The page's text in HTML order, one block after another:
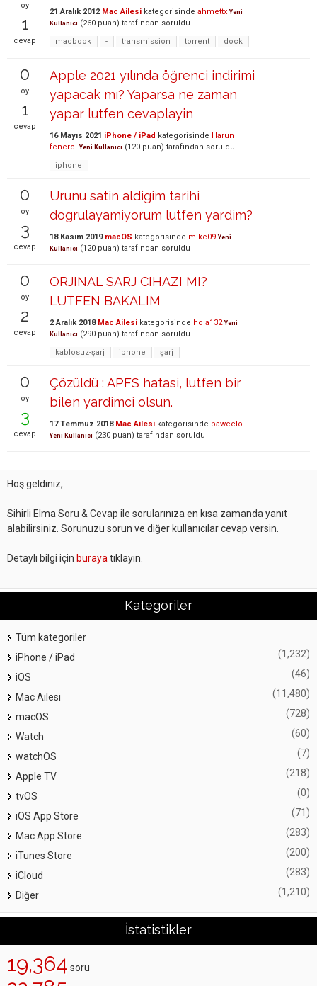
oy
1
cevap
21 Aralık 2012 Mac Ailesi kategorisinde ahmettx Yeni
Kullanıcı (260 puan) tarafından soruldu
macbook
- transmission torrent dock
0
oy
1
cevap
Apple 2021 yılında öğrenci indirimi
yapacak mı? Yaparsa ne zaman
yapar lutfen cevaplayin
16 Mayıs 2021 iPhone / iPad kategorisinde Harun
fenerci Yeni Kullanıcı (120 puan) tarafından soruldu
iphone
0
oy
3
cevap
Urunu satin aldigim tarihi
dogrulayamiyorum lutfen yardim?
18 Kasım 2019 macOS kategorisinde mike09 Yeni
Kullanıcı (120 puan) tarafından soruldu
0
oy
2
cevap
ORJINAL SARJ CIHAZI MI?
LUTFEN BAKALIM
2 Aralık 2018 Mac Ailesi kategorisinde hola132 Yeni
Kullanıcı (290 puan) tarafından soruldu
kablosuz-şarj
iphone şarj
0
oy
3
cevap
Çözüldü : APFS hatasi, lutfen bir
bilen yardimci olsun.
17 Temmuz 2018 Mac Ailesi kategorisinde baweelo
Yeni Kullanıcı (230 puan) tarafından soruldu
Hoş geldiniz,
Sihirli Elma Soru & Cevap ile sorularınıza en kısa zamanda yanıt
alabilirsiniz. Sorunuzu sorun ve diğer kullanıcılar cevap versin.
Detaylı bilgi için buraya tıklayın.
Kategoriler
Tüm kategoriler
iPhone / iPad
(1,232)
iOS (46)
Mac Ailesi (11,480)
macOS (728)
Watch (60)
watchOS (7)
Apple TV (218)
tvOS (0)
iOS App Store (71)
Mac App Store (283)
iTunes Store (200)
iCloud (283)
Diğer (1,210)
İstatistikler
19,364 soru